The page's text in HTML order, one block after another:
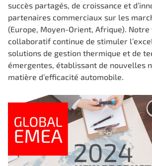
succès partagés, de croissance et
partenaires commerciaux sur les
(Europe, Moyen-Orient, Afrique). Notre
collaboratif continue de stimuler
solutions de gestion thermique et de
émergentes, établissant de nouvelles
matière d’efficacité automobile.